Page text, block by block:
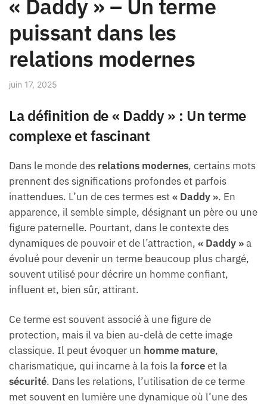
« Daddy » – Un terme
puissant dans les
relations modernes
juin 17, 2025
La définition de « Daddy » : Un terme
complexe et fascinant
Dans le monde des relations modernes, certains mots
prennent des significations profondes et parfois
inattendues. L’un de ces termes est« Daddy ». En
apparence, il semble simple, désignant un père ou une
figure paternelle. Pourtant, dans le contexte des
dynamiques de pouvoir et de l’attraction, « Daddy »a
évolué pour devenir un terme beaucoup plus chargé,
souvent utilisé pour décrire un homme confiant,
influent et, bien sûr, attirant.
Ce terme est souvent associé à une figure de
protection, mais il va bien au-delà de cette image
classique. Il peut évoquer un homme mature,
charismatique, qui incarne à la fois laforceet la
sécurité. Dans les relations, l’utilisation de ce terme
met souvent en lumière une dynamique où l’une des